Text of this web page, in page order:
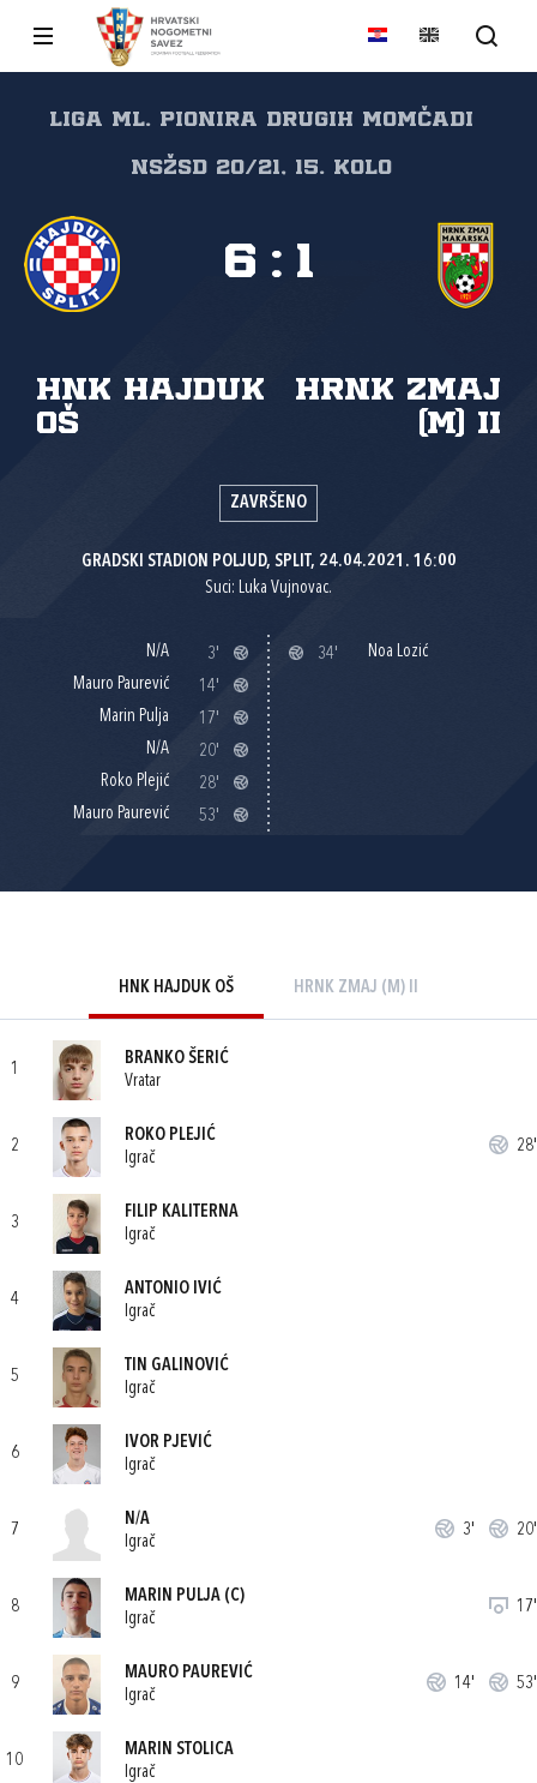
Liga ml. pionira drugih momčadi
NSŽSD 20/21, 15. kolo
HNK Hajduk
OŠ
HRNK Zmaj
(M) II
6 : 1
ZAVRŠENO
GRADSKI STADION POLJUD, SPLIT, 24.04.2021. 16:00
Suci: Luka Vujnovac.
N/A
3'
Mauro Paurević
14'
Marin Pulja
17'
N/A
20'
Roko Plejić
28'
Mauro Paurević
53'
34' Noa Lozić
HNK HAJDUK OŠ HRNK ZMAJ (M) II
1
BRANKO ŠERIĆ
Vratar
2
ROKO PLEJIĆ
Igrač
28'
3
FILIP KALITERNA
Igrač
4
ANTONIO IVIĆ
Igrač
5
TIN GALINOVIĆ
Igrač
6
IVOR PJEVIĆ
Igrač
7
N/A
Igrač
3' 20'
8
MARIN PULJA (C)
Igrač
17'
9
MAURO PAUREVIĆ
Igrač
14' 53'
10
MARIN STOLICA
Igrač